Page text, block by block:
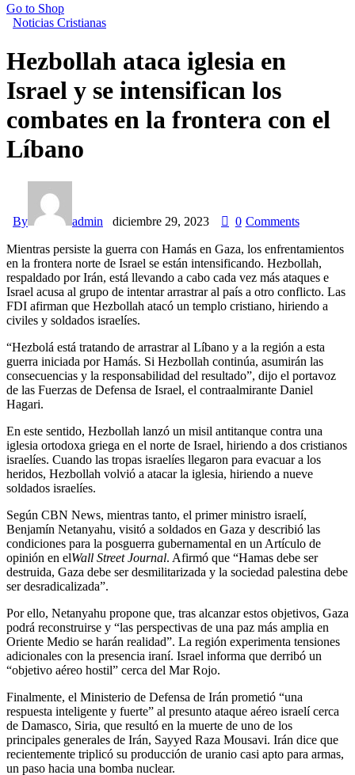
Go to Shop
Noticias Cristianas
Hezbollah ataca iglesia en
Israel y se intensifican los
combates en la frontera con el
Líbano
By admin diciembre 29, 2023 0 Comments
Mientras persiste la guerra con Hamás en Gaza, los enfrentamientos
en la frontera norte de Israel se están intensificando. Hezbollah,
respaldado por Irán, está llevando a cabo cada vez más ataques e
Israel acusa al grupo de intentar arrastrar al país a otro conflicto. Las
FDI afirman que Hezbollah atacó un templo cristiano, hiriendo a
civiles y soldados israelíes.
“Hezbolá está tratando de arrastrar al Líbano y a la región a esta
guerra iniciada por Hamás. Si Hezbollah continúa, asumirán las
consecuencias y la responsabilidad del resultado”, dijo el portavoz
de las Fuerzas de Defensa de Israel, el contraalmirante Daniel
Hagari.
En este sentido, Hezbollah lanzó un misil antitanque contra una
iglesia ortodoxa griega en el norte de Israel, hiriendo a dos cristianos
israelíes. Cuando las tropas israelíes llegaron para evacuar a los
heridos, Hezbollah volvió a atacar la iglesia, hiriendo a nueve
soldados israelíes.
Según CBN News, mientras tanto, el primer ministro israelí,
Benjamín Netanyahu, visitó a soldados en Gaza y describió las
condiciones para la posguerra gubernamental en un Artículo de
opinión en elWall Street Journal. Afirmó que “Hamas debe ser
destruida, Gaza debe ser desmilitarizada y la sociedad palestina debe
ser desradicalizada”.
Por ello, Netanyahu propone que, tras alcanzar estos objetivos, Gaza
podrá reconstruirse y “las perspectivas de una paz más amplia en
Oriente Medio se harán realidad”. La región experimenta tensiones
adicionales con la presencia iraní. Israel informa que derribó un
“objetivo aéreo hostil” cerca del Mar Rojo.
Finalmente, el Ministerio de Defensa de Irán prometió “una
respuesta inteligente y fuerte” al presunto ataque aéreo israelí cerca
de Damasco, Siria, que resultó en la muerte de uno de los
principales generales de Irán, Sayyed Raza Mousavi. Irán dice que
recientemente triplicó su producción de uranio casi apto para armas,
un paso hacia una bomba nuclear.